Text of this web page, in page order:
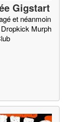
Gigstart
et néanmoin
Murph